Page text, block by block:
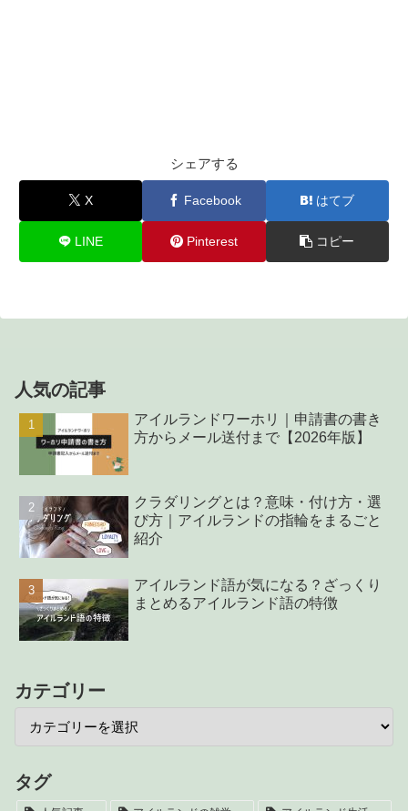
シェアする
X Facebook はてブ
LINE Pinterest コピー
人気の記事
アイルランドワーホリ｜申請書の書き
方からメール送付まで【2026年版】
クラダリングとは？意味・付け方・選
び方｜アイルランドの指輪をまるごと
紹介
アイルランド語が気になる？ざっくり
まとめるアイルランド語の特徴
カテゴリー
タグ